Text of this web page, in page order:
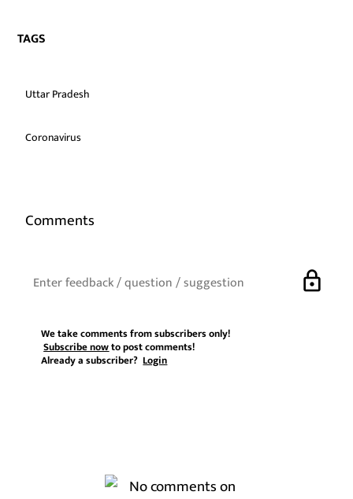
TAGS
Uttar Pradesh
Coronavirus
Comments
lock
We take comments from subscribers only!
Subscribe nowto post comments!
Already a subscriber?Login